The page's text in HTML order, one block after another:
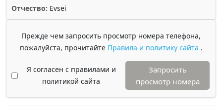
Отчество: Evsei
Прежде чем запросить просмотр номера телефона,
пожалуйста, прочитайте Правила и политику сайта .
Я согласен с правилами и
политикой сайта
Запросить
просмотр номера